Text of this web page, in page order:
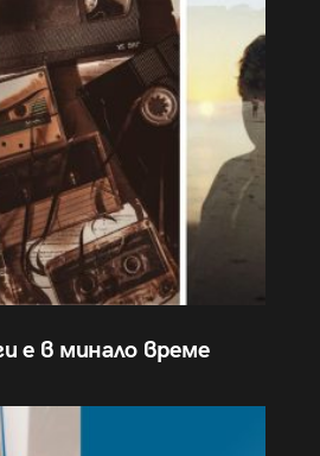
е в минало време